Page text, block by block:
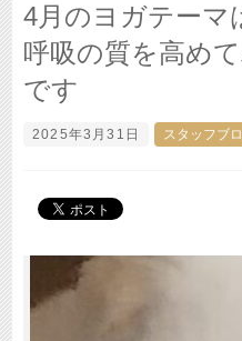
4月のヨガテーマ
呼吸の質を高め
です
2025年3月31日 スタッフブ